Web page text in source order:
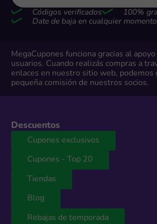
Códigos verificados
100%
Date de baja en cualquier momento
MegaCupones funciona gracias al apoyo
usuarios. Cuando realizás compras a
enlaces en nuestro sitio web, podemos
pequeña comisión de nuestros socios.
Descuentos
Cupones exclusivos
Cupones - Top 20
Tiendas
Blog
Rebajas de temporada